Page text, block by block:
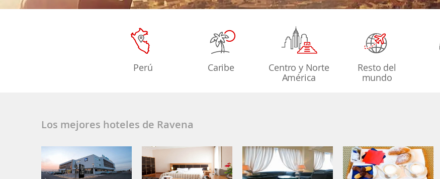
Perú Caribe
Centro y Norte
América
Resto del
mundo
Los mejores hoteles de Ravena